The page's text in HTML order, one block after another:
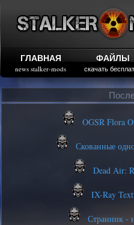
ГЛАВНАЯ
news stalker-mods
ФАЙЛЫ
скачать
OGSR Flora
Скованные
Dead Air:
IX-Ray
Странник -